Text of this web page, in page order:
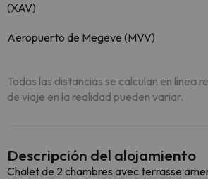
(XAV)
Aeropuerto de Megeve (MVV)
Todas las distancias se calculan en línea
de viaje en la realidad pueden variar.
Descripción del alojamiento
Chalet de 2 chambres avec terrasse